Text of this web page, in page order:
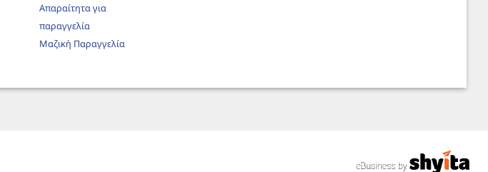
Απαραίτητα για
παραγγελία
Μαζική Παραγγελία